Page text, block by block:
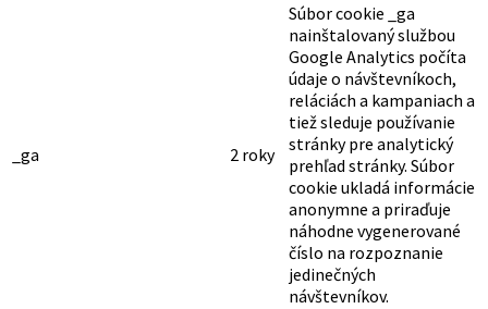
_ga 2 roky
Súbor cookie _ga
nainštalovaný službou
Google Analytics počíta
údaje o návštevníkoch,
reláciách a kampaniach a
tiež sleduje používanie
stránky pre analytický
prehľad stránky. Súbor
cookie ukladá informácie
anonymne a priraďuje
náhodne vygenerované
číslo na rozpoznanie
jedinečných
návštevníkov.